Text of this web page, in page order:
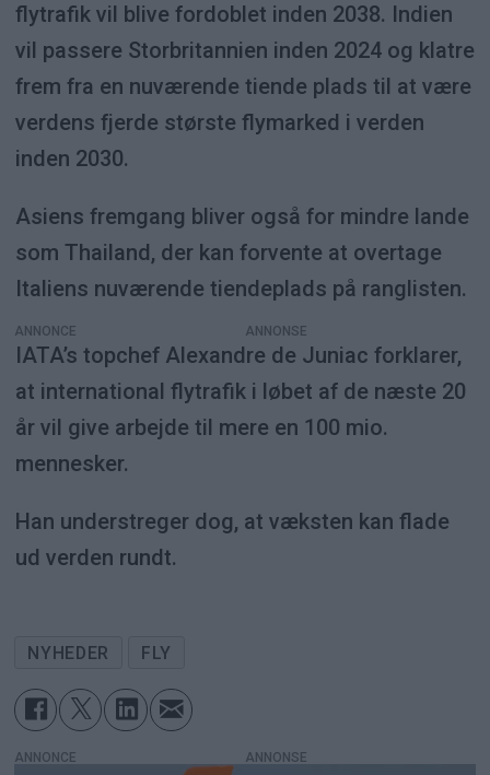
flytrafik vil blive fordoblet inden 2038. Indien
vil passere Storbritannien inden 2024 og klatre
frem fra en nuværende tiende plads til at være
verdens fjerde største flymarked i verden
inden 2030.
Asiens fremgang bliver også for mindre lande
som Thailand, der kan forvente at overtage
Italiens nuværende tiendeplads på ranglisten.
ANNONCE
IATA’s topchef Alexandre de Juniac forklarer,
at international flytrafik i løbet af de næste 20
år vil give arbejde til mere en 100 mio.
mennesker.
Han understreger dog, at væksten kan flade
ud verden rundt.
NYHEDER FLY
ANNONCE